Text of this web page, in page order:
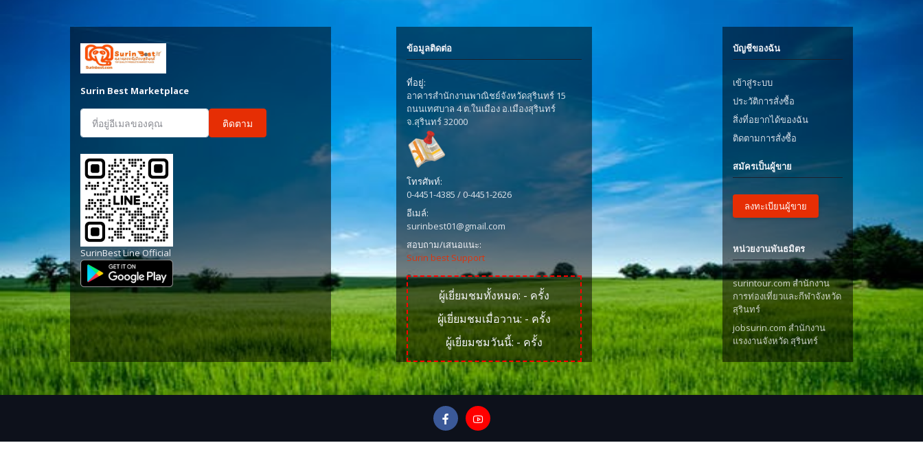
Surin Best Marketplace
ติดตาม
SurinBest Line Official
ข้อมูลติดต่อ
ที่อยู่:
อาคารสำนักงานพาณิชย์จังหวัดสุรินทร์ 15
ถนนเทศบาล 4 ต.ในเมือง อ.เมืองสุรินทร์
จ.สุรินทร์ 32000
โทรศัพท์:
0-4451-4385 / 0-4451-2626
อีเมล์:
surinbest01@gmail.com
สอบถาม/เสนอแนะ:
Surin best Support
ผู้เยี่ยมชมทั้งหมด: - ครั้ง
ผู้เยี่ยมชมเมื่อวาน: -ครั้ง
ผู้เยี่ยมชมวันนี้: - ครั้ง
บัญชีของฉัน
เข้าสู่ระบบ
ประวัติการสั่งซื้อ
สิ่งที่อยากได้ของฉัน
ติดตามการสั่งซื้อ
สมัครเป็นผู้ขาย
ลงทะเบียนผู้ขาย
หน่วยงานพันธมิตร
surintour.com สำนักงาน
การท่องเที่ยวและกีฬาจังหวัด
สุรินทร์
jobsurin.com สำนักงาน
แรงงานจังหวัด สุรินทร์